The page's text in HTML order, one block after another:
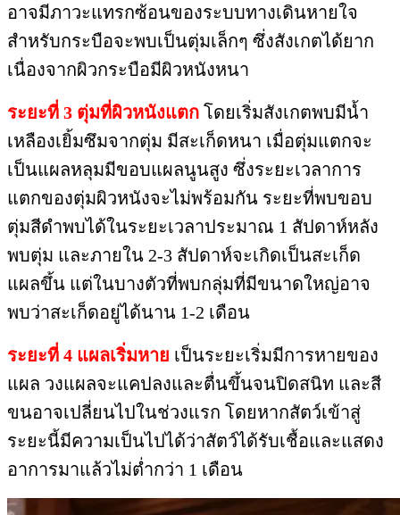
อาจมีภาวะแทรกซ้อนของระบบทางเดินหายใจ
สำหรับกระบือจะพบเป็นตุ่มเล็กๆ ซึ่งสังเกตได้ยาก
เนื่องจากผิวกระบือมีผิวหนังหนา
ระยะที่ 3 ตุ่มที่ผิวหนังแตก โดยเริ่มสังเกตพบมีน้ำ
เหลืองเยิ้มซึมจากตุ่ม มีสะเก็ดหนา เมื่อตุ่มแตกจะ
เป็นแผลหลุมมีขอบแผลนูนสูง ซึ่งระยะเวลาการ
แตกของตุ่มผิวหนังจะไม่พร้อมกัน ระยะที่พบขอบ
ตุ่มสีดำพบได้ในระยะเวลาประมาณ 1 สัปดาห์หลัง
พบตุ่ม และภายใน 2-3 สัปดาห์จะเกิดเป็นสะเก็ด
แผลขึ้น แต่ในบางตัวที่พบกลุ่มที่มีขนาดใหญ่อาจ
พบว่าสะเก็ดอยู่ได้นาน 1-2 เดือน
ระยะที่ 4 แผลเริ่มหาย เป็นระยะเริ่มมีการหายของ
แผล วงแผลจะแคปลงและตื่นขึ้นจนปิดสนิท และสี
ขนอาจเปลี่ยนไปในช่วงแรก โดยหากสัตว์เข้าสู่
ระยะนี้มีความเป็นไปได้ว่าสัตว์ได้รับเชื้อและแสดง
อาการมาแล้วไม่ต่ำกว่า 1 เดือน